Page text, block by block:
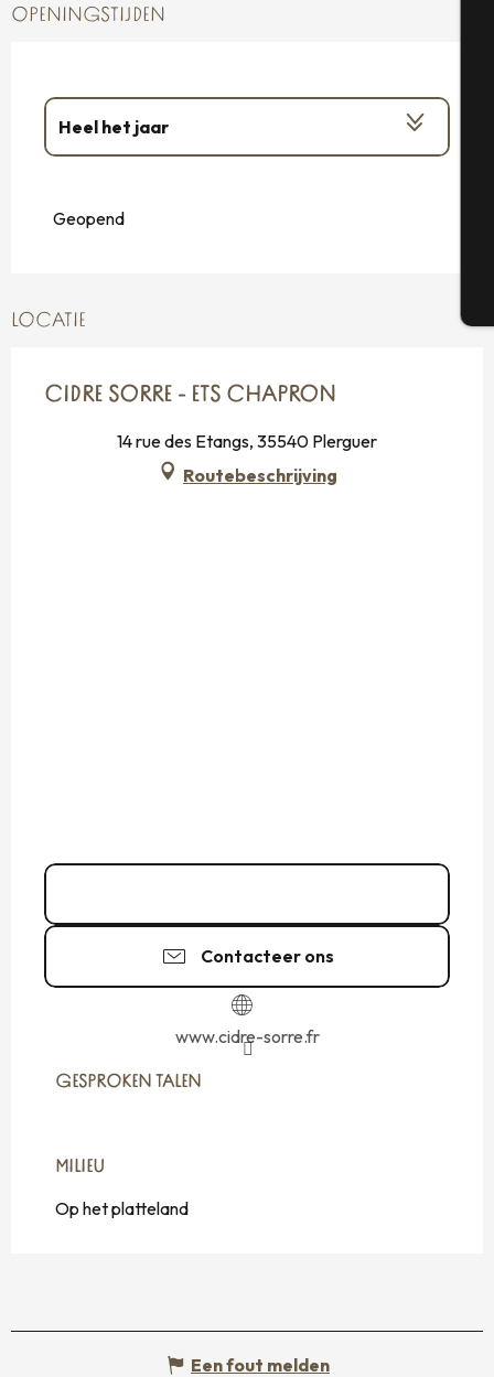
OPENINGSTIJDEN
Heel het jaar
Geopend
LOCATIE
CIDRE SORRE - ETS CHAPRON
14 rue des Etangs, 35540 Plerguer
Routebeschrijving
Contacteer ons
www.cidre-sorre.fr
GESPROKEN TALEN
GESPROKEN TALEN
MILIEU
MILIEU
Op het platteland
Een fout melden